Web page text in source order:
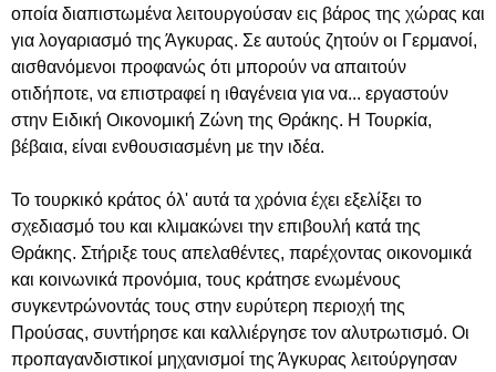
οποία διαπιστωμένα λειτουργούσαν εις βάρος της χώρας και
για λογαριασμό της Άγκυρας. Σε αυτούς ζητούν οι Γερμανοί,
αισθανόμενοι προφανώς ότι μπορούν να απαιτούν
οτιδήποτε, να επιστραφεί η ιθαγένεια για να... εργαστούν
στην Ειδική Οικονομική Ζώνη της Θράκης. Η Τουρκία,
βέβαια, είναι ενθουσιασμένη με την ιδέα.
Το τουρκικό κράτος όλ' αυτά τα χρόνια έχει εξελίξει το
σχεδιασμό του και κλιμακώνει την επιβουλή κατά της
Θράκης. Στήριξε τους απελαθέντες, παρέχοντας οικονομικά
και κοινωνικά προνόμια, τους κράτησε ενωμένους
συγκεντρώνοντάς τους στην ευρύτερη περιοχή της
Προύσας, συντήρησε και καλλιέργησε τον αλυτρωτισμό. Οι
προπαγανδιστικοί μηχανισμοί της Άγκυρας λειτούργησαν